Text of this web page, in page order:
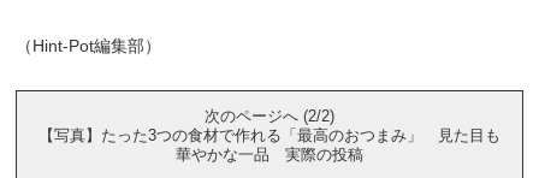
（Hint-Pot編集部）
次のページへ (2/2)
【写真】たった3つの食材で作れる「最高のおつまみ」 見た目も
華やかな一品 実際の投稿